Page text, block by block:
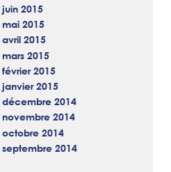
juin 2015
mai 2015
avril 2015
mars 2015
février 2015
janvier 2015
décembre 2014
novembre 2014
octobre 2014
septembre 2014